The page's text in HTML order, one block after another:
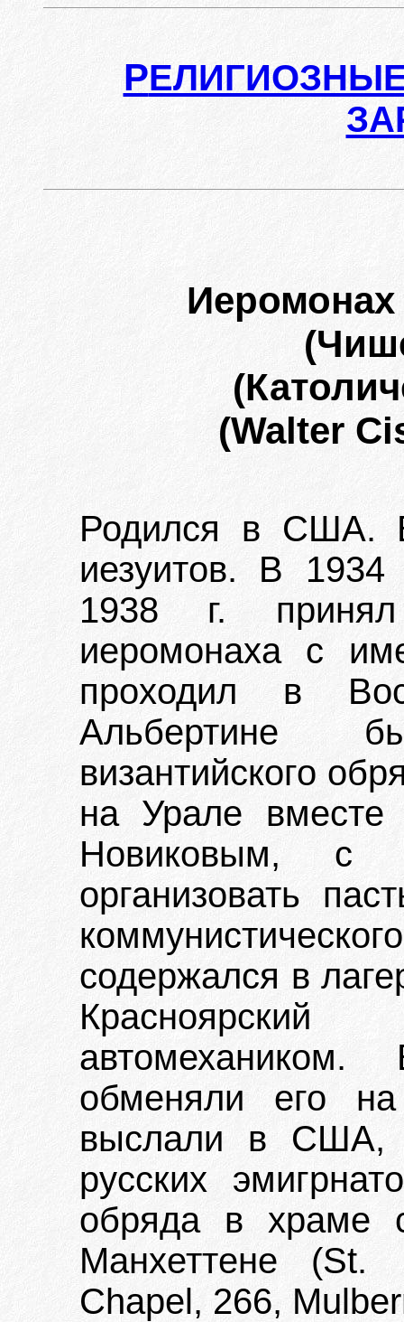
Р
(Walter
Родился в США.
иезуитов. В
1938 г.
иеромонаха с
проходил в
Альбертине
византийского
на Урале вместе
Новиковым, с
организовать
содержался в
обменяли его на
выслали в США,
русских
обряда в храме
Манхеттене (St.
Chapel, 266,